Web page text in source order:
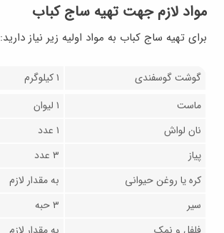
مواد لازم جهت تهیه ساج کباب
برای تهیه ساج کباب به مواد اولیه زیر نیاز دارید:
گوشت گوسفندی
۱ کیلوگرم
ماست
۱ لیوان
نان لواش
۱ عدد
پیاز
۳ عدد
کره یا روغن حیوانی
به مقدار لازم
سیر
۳ حبه